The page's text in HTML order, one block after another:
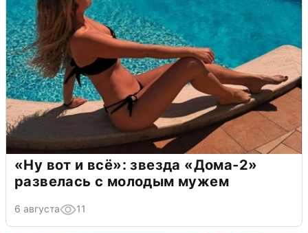
«Ну вот и всё»: звезда «Дома-2»
развелась с молодым мужем
6 августа 11